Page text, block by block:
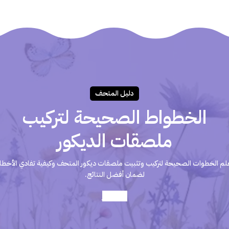
دليـل المتحـف
الخطواط الصحيحة لتركيب
ملصقات الديكور
الخطوات الصحيحة لتركيب وتثبيت ملصقات ديكور المتحف وكيفية تفادي
لضمان أفضل النتائج.